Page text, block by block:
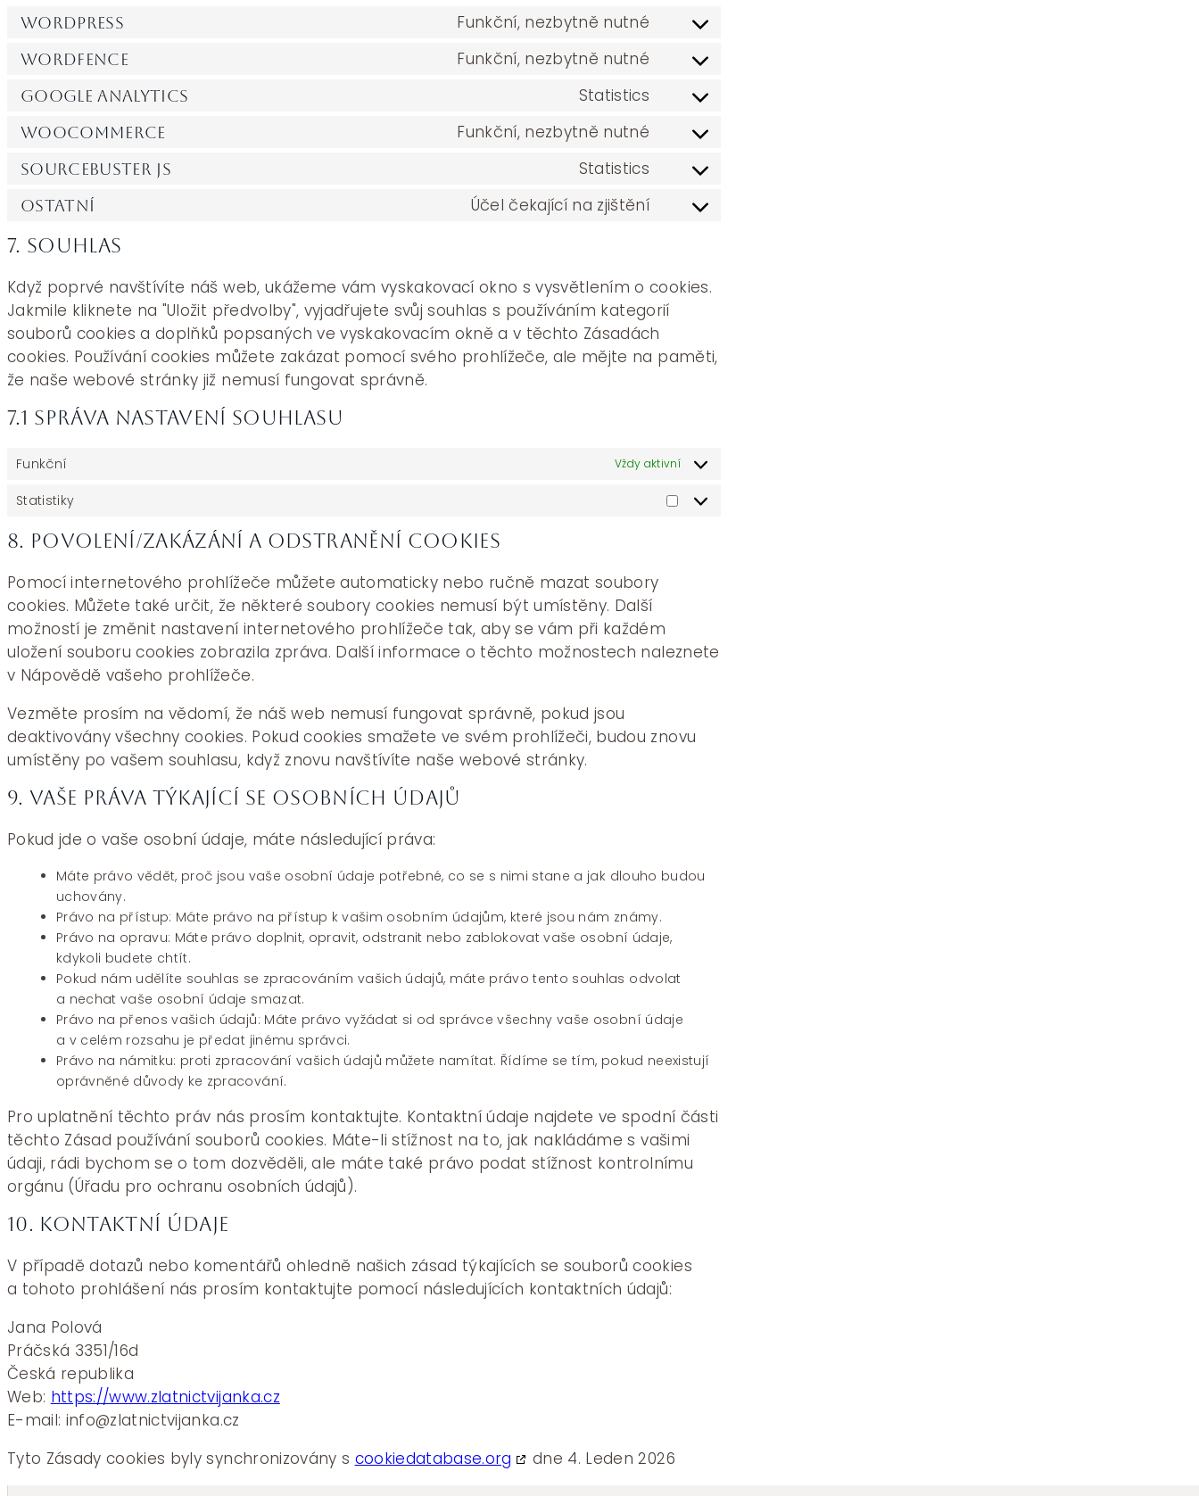
WordPress Funkční, nezbytně nutné
Consent
wordpress
Wordfence Funkční, nezbytně nutné
Consent
wordfence
Google Analytics Statistics
Consent
google-
analytics
WooCommerce Funkční, nezbytně nutné
Consent
woocommerce
Sourcebuster JS Statistics
Consent
Ostatní Účel čekající na zjištění
Consent
ostatní
7. Souhlas
Když poprvé navštívíte náš web, ukážeme vám vyskakovací okno s vysvětlením o cookies.
Jakmile kliknete na "Uložit předvolby", vyjadřujete svůj souhlas s používáním kategorií
souborů cookies a doplňků popsaných ve vyskakovacím okně a v těchto Zásadách
cookies. Používání cookies můžete zakázat pomocí svého prohlížeče, ale mějte na paměti,
že naše webové stránky již nemusí fungovat správně.
7.1 Správa nastavení souhlasu
Funkční Vždy aktivní
Statistiky
Statistiky
8. Povolení/zakázání a odstranění cookies
Pomocí internetového prohlížeče můžete automaticky nebo ručně mazat soubory
cookies. Můžete také určit, že některé soubory cookies nemusí být umístěny. Další
možností je změnit nastavení internetového prohlížeče tak, aby se vám při každém
uložení souboru cookies zobrazila zpráva. Další informace o těchto možnostech naleznete
v Nápovědě vašeho prohlížeče.
Vezměte prosím na vědomí, že náš web nemusí fungovat správně, pokud jsou
deaktivovány všechny cookies. Pokud cookies smažete ve svém prohlížeči, budou znovu
umístěny po vašem souhlasu, když znovu navštívíte naše webové stránky.
9. Vaše práva týkající se osobních údajů
Pokud jde o vaše osobní údaje, máte následující práva:
Máte právo vědět, proč jsou vaše osobní údaje potřebné, co se s nimi stane a jak dlouho budou
uchovány.
Právo na přístup: Máte právo na přístup k vašim osobním údajům, které jsou nám známy.
Právo na opravu: Máte právo doplnit, opravit, odstranit nebo zablokovat vaše osobní údaje,
kdykoli budete chtít.
Pokud nám udělíte souhlas se zpracováním vašich údajů, máte právo tento souhlas odvolat
a nechat vaše osobní údaje smazat.
Právo na přenos vašich údajů: Máte právo vyžádat si od správce všechny vaše osobní údaje
a v celém rozsahu je předat jinému správci.
Právo na námitku: proti zpracování vašich údajů můžete namítat. Řídíme se tím, pokud neexistují
oprávněné důvody ke zpracování.
Pro uplatnění těchto práv nás prosím kontaktujte. Kontaktní údaje najdete ve spodní části
těchto Zásad používání souborů cookies. Máte-li stížnost na to, jak nakládáme s vašimi
údaji, rádi bychom se o tom dozvěděli, ale máte také právo podat stížnost kontrolnímu
orgánu (Úřadu pro ochranu osobních údajů).
10. Kontaktní údaje
V případě dotazů nebo komentářů ohledně našich zásad týkajících se souborů cookies
a tohoto prohlášení nás prosím kontaktujte pomocí následujících kontaktních údajů:
Jana Polová
Práčská 3351/16d
Česká republika
Web: https://www.zlatnictvijanka.cz
E-mail: info@zlatnictvijanka.cz
Tyto Zásady cookies byly synchronizovány s cookiedatabase.org dne 4. Leden 2026